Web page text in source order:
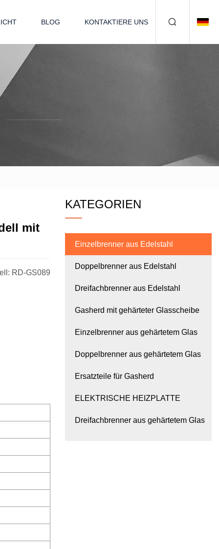
BLOG KONTAKTIERE UNS
mit
RD-GS089
KATEGORIEN
Einzelbrenner aus Edelstahl
Doppelbrenner aus Edelstahl
Dreifachbrenner aus Edelstahl
Gasherd mit gehärteter Glasscheibe
Einzelbrenner aus gehärtetem Glas
Doppelbrenner aus gehärtetem Glas
Ersatzteile für Gasherd
ELEKTRISCHE HEIZPLATTE
Dreifachbrenner aus gehärtetem Glas